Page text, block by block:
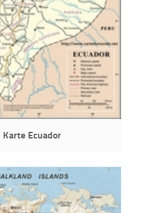
Karte Ecuador